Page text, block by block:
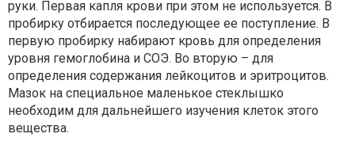
руки. Первая капля крови при этом не используется. В
пробирку отбирается последующее ее поступление. В
первую пробирку набирают кровь для определения
уровня гемоглобина и СОЭ. Во вторую – для
определения содержания лейкоцитов и эритроцитов.
Мазок на специальное маленькое стеклышко
необходим для дальнейшего изучения клеток этого
вещества.